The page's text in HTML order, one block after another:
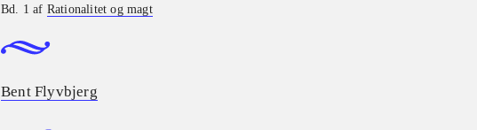
Bd. 1 af Rationalitet og magt
Bent Flyvbjerg